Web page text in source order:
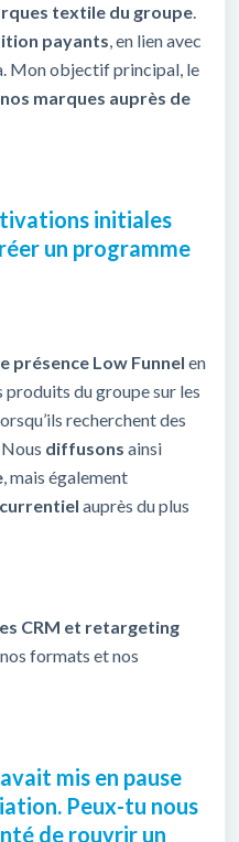
textile du groupe.
payants, en lien avec
Mon objectif principal, le
marques auprès de
initiales
un programme
présence Low Funnel en
du groupe sur les
recherchent des
diffusons ainsi
, mais également
auprès du plus
CRM et retargeting
formats et nos
mis en pause
Peux-tu nous
de rouvrir un